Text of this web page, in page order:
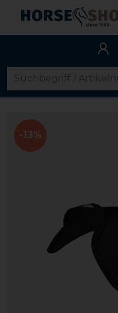
-13%